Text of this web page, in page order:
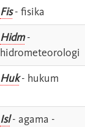
Fis- fisika
Hidm-
hidrometeorologi
Huk- hukum
Isl- agama -